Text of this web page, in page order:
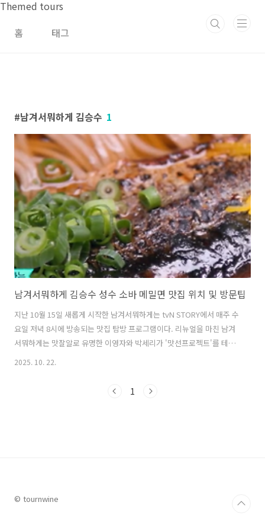
본문 바로가기
Themed tours
홈
태그
남겨서뭐하게 김승수 1
남겨서뭐하게 김승수 성수 소바 메밀면 맛집 위치 및 방문팁
지난 10월 15일 새롭게 시작한 남겨서뭐하게는 tvN STORY에서 매주 수
요일 저녁 8시에 방송되는 맛집 탐방 프로그램이다. 리뉴얼을 마친 남겨
서뭐하게는 맛잘알로 유명한 이영자와 박세리가 '맛선프로젝트'를 테마
로 예약 손님 게스트가 속마음을 전하고 싶은 '맛선자'에게 특별한 음식
과 이경규를 초청하여 용산의 우대갈비 맛집과 연남동의 중화요리 맛집
2025. 10. 22.
1
© tournwine